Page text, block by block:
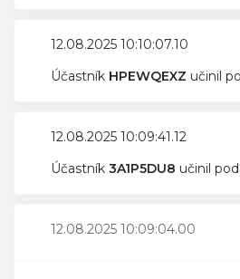
12.08.2025 10:10:07.10
Účastník HPEWQEXZ učinil
12.08.2025 10:09:41.12
Účastník 3A1P5DU8 učinil
12.08.2025 10:09:04.00